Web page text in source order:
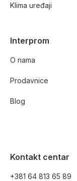
Klima uređaji
Interprom
O nama
Prodavnice
Blog
Kontakt centar
+381 64 813 65 89